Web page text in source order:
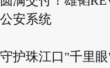
公安系统
守护珠江口"千里